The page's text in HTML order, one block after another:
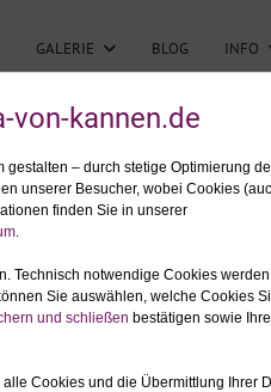
GALERIE BLOG INFO